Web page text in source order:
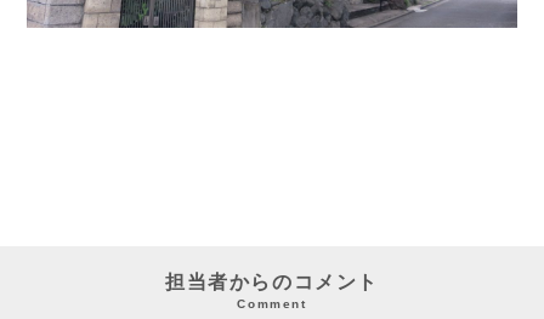
担当者からのコメント
Comment